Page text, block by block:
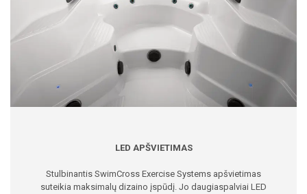
LED APŠVIETIMAS
Stulbinantis SwimCross Exercise Systems apšvietimas
suteikia maksimalų dizaino įspūdį. Jo daugiaspalviai LED